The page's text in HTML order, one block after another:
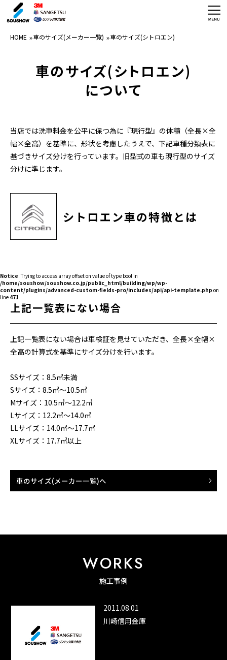
HOME
施工実績
ガラスフィルム技能者養成講座
お見積り・お問合せ
店舗情報
施工事例
HOME 車のサイズ(メーカー一覧) 車のサイズ(シトロエン)
車のサイズ(シトロエン)
について
当店では洗車料金を公平に保つ為に『現行型』の体積（全長×全
幅×全高）を基準に、形状を考慮したうえで、下記車種分類表に
基づきサイズ分けを行っています。 旧型式の車も現行型のサイズ
分けに準じます。
シトロエン車の特徴とは
Notice: Trying to access array offset on value of type bool in
/home/soushow/soushow.co.jp/public_html/building/wp/wp-
content/plugins/advanced-custom-fields-pro/includes/api/api-template.php on
line 471
上記一覧表にない場合
上記一覧表にない場合は車検証を見せていただき、全長×全幅×
全高の計算式を基準にサイズ分けを行います。
SSサイズ：8.5㎥未満
Sサイズ：8.5㎥～10.5㎥
Mサイズ：10.5㎥～12.2㎥
Lサイズ：12.2㎥～14.0㎥
LLサイズ：14.0㎥～17.7㎥
XLサイズ：17.7㎥以上
車のサイズ(メーカー一覧)へ
WORKS
施工事例
2011.08.01
川崎信用金庫